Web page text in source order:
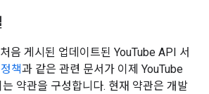
음 게시된 업데이트된 YouTube API 서
책과 같은 관련 문서가 이제 YouTube
약관을 구성합니다. 현재 약관은 개발